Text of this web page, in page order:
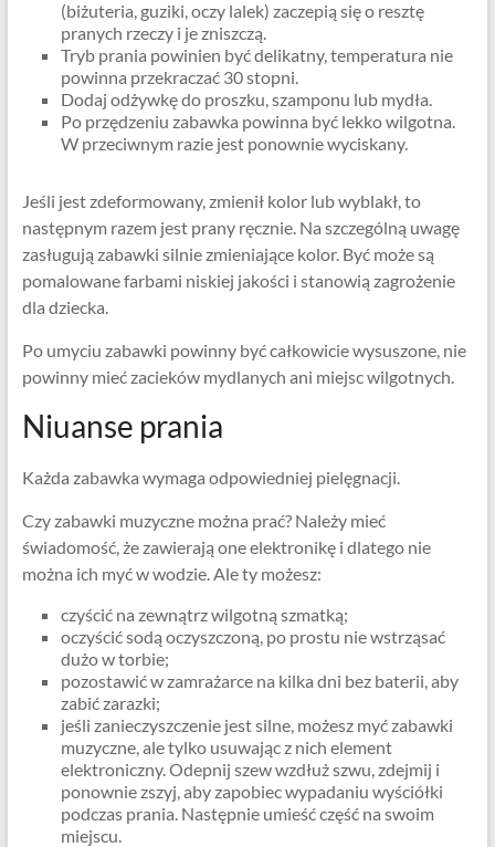
(biżuteria, guziki, oczy lalek) zaczepią się o resztę
pranych rzeczy i je zniszczą.
Tryb prania powinien być delikatny, temperatura nie
powinna przekraczać 30 stopni.
Dodaj odżywkę do proszku, szamponu lub mydła.
Po przędzeniu zabawka powinna być lekko wilgotna.
W przeciwnym razie jest ponownie wyciskany.
Jeśli jest zdeformowany, zmienił kolor lub wyblakł, to
następnym razem jest prany ręcznie. Na szczególną uwagę
zasługują zabawki silnie zmieniające kolor. Być może są
pomalowane farbami niskiej jakości i stanowią zagrożenie
dla dziecka.
Po umyciu zabawki powinny być całkowicie wysuszone, nie
powinny mieć zacieków mydlanych ani miejsc wilgotnych.
Niuanse prania
Każda zabawka wymaga odpowiedniej pielęgnacji.
Czy zabawki muzyczne można prać? Należy mieć
świadomość, że zawierają one elektronikę i dlatego nie
można ich myć w wodzie. Ale ty możesz:
czyścić na zewnątrz wilgotną szmatką;
oczyścić sodą oczyszczoną, po prostu nie wstrząsać
dużo w torbie;
pozostawić w zamrażarce na kilka dni bez baterii, aby
zabić zarazki;
jeśli zanieczyszczenie jest silne, możesz myć zabawki
muzyczne, ale tylko usuwając z nich element
elektroniczny. Odepnij szew wzdłuż szwu, zdejmij i
ponownie zszyj, aby zapobiec wypadaniu wyściółki
podczas prania. Następnie umieść część na swoim
miejscu.